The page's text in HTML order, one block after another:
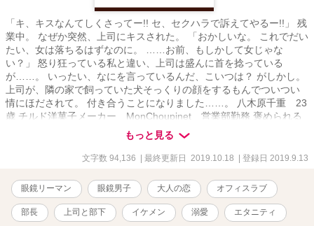
「キ、キスなんてしくさってー!! セ、セクハラで訴えてやるー!!」 残
業中。 なぜか突然、上司にキスされた。 「おかしいな。 これでだい
たい、女は落ちるはずなのに。 ……お前、もしかして女じゃな
い？」 怒り狂っている私と違い、上司は盛んに首を捻っている
が……。 いったい、なにを言っているんだ、こいつは？ がしかし。
上司が、隣の家で飼っていた犬そっくりの顔をするもんでついつい
情にほだされて。 付き合うことになりました……。 八木原千重 23
歳 チルド洋菓子メーカー MonChoupinet 営業部勤務 褒められる
ほどきれいな資料を作る、仕事できる子 ただし、つい感情的になり
すぎ さらには男女間のことに鈍い……？ × 京屋佑司 32歳 チルド洋
菓子メーカー MonChoupinet 営業部長 俺様京屋様 上層部にすら
から外れると対応できない……？ TLヒロインからほど遠い、恋愛赤
点の私と、 スパダリ恋愛ベタ上司の付き合いは、うまくいくの
か……!? ***** 2019/09/11 連載開始
もっと見る
文字数 94,136 | 最終更新日 2019.10.18 | 登録日 2019.9.13
眼鏡リーマン 眼鏡男子 大人の恋 オフィスラブ
部長 上司と部下 イケメン 溺愛 エタニティ